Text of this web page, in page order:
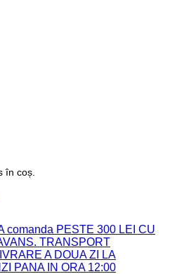
în coș.
comanda PESTE 300 LEI CU
TRANSPORT
A DOUA ZI LA
PANA IN ORA 12:00